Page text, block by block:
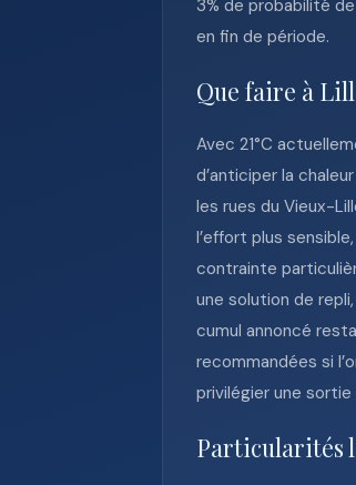
3% de probabilité
en fin de période.
Que faire à
Avec 21°C
d’anticiper la
les rues du Vieux-
l’effort plus
contrainte
une solution de
cumul annoncé
recommandées si
privilégier une
Particularités